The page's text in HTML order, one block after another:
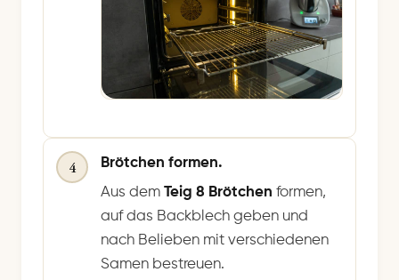
4
Brötchen formen.
Aus dem Teig 8 Brötchen formen,
auf das Backblech geben und
nach Belieben mit verschiedenen
Samen bestreuen.